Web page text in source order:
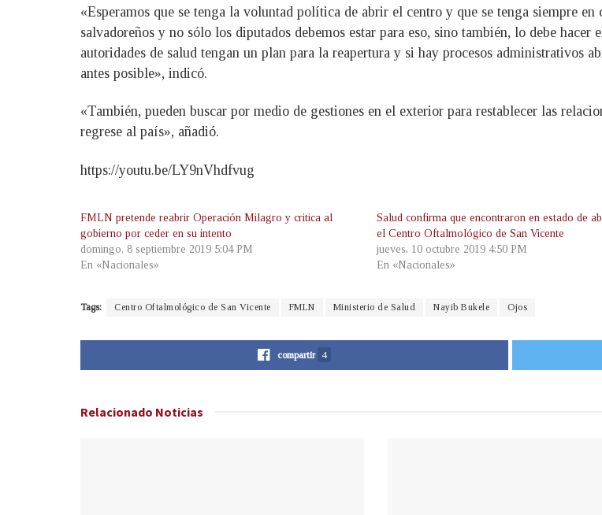
«Esperamos que se tenga la voluntad política de abrir el centro y que se tenga siempre
salvadoreños y no sólo los diputados debemos estar para eso, sino también, lo debe
autoridades de salud tengan un plan para la reapertura y si hay procesos administrativos
antes posible», indicó.
«También, pueden buscar por medio de gestiones en el exterior para restablecer las
regrese al país», añadió.
https://youtu.be/LY9nVhdfvug
FMLN pretende reabrir Operación Milagro y critica al
gobierno por ceder en su intento
domingo, 8 septiembre 2019 5:04 PM
En «Nacionales»
Salud confirma que encontraron en estado de
el Centro Oftalmológico de San Vicente
jueves, 10 octubre 2019 4:50 PM
En «Nacionales»
Tags: Centro Oftalmológico de San Vicente FMLN Ministerio de Salud Nayib Bukele Ojos
compartir 4
Relacionado Noticias